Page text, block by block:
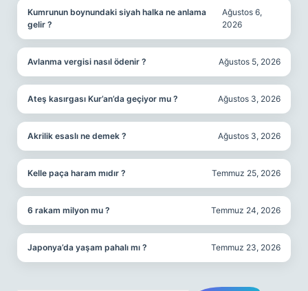
Kumrunun boynundaki siyah halka ne anlama
gelir ?
Ağustos 6,
2026
Avlanma vergisi nasıl ödenir ? Ağustos 5, 2026
Ateş kasırgası Kur’an’da geçiyor mu ? Ağustos 3, 2026
Akrilik esaslı ne demek ? Ağustos 3, 2026
Kelle paça haram mıdır ? Temmuz 25, 2026
6 rakam milyon mu ? Temmuz 24, 2026
Japonya’da yaşam pahalı mı ? Temmuz 23, 2026